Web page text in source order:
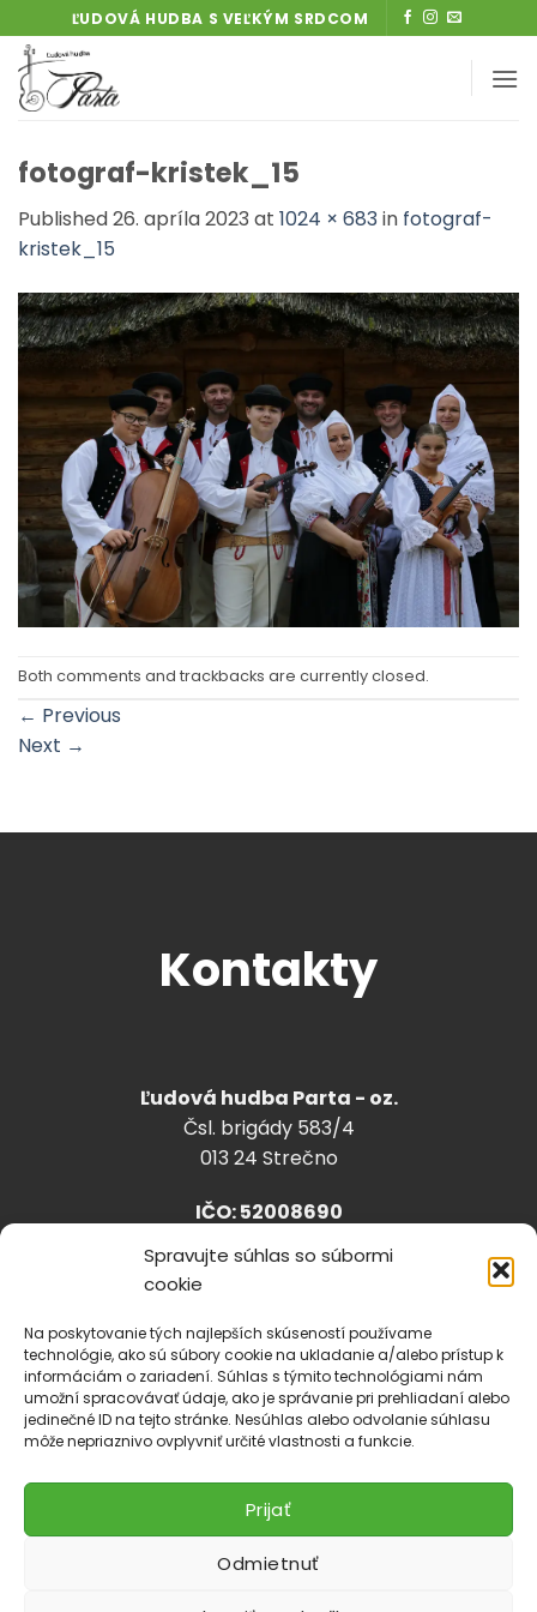
Spravujte súhlas so súbormi
cookie
Na poskytovanie tých najlepších skúseností používame
technológie, ako sú súbory cookie na ukladanie a/alebo prístup k
informáciám o zariadení. Súhlas s týmito technológiami nám
umožní spracovávať údaje, ako je správanie pri prehliadaní alebo
jedinečné ID na tejto stránke. Nesúhlas alebo odvolanie súhlasu
môže nepriaznivo ovplyvniť určité vlastnosti a funkcie.
Prijať
Odmietnuť
to
content
ĽUDOVÁ HUDBA S VEĽKÝM SRDCOM
fotograf-kristek_15
Published26. apríla 2023 at 1024 × 683in fotograf-
kristek_15
Both comments and trackbacks are currently closed.
← Previous
Next →
Kontakty
Ľudová hudba Parta - oz.
Čsl. brigády 583/4
013 24 Strečno
IČO: 52008690
+421918 530 888
Cookies